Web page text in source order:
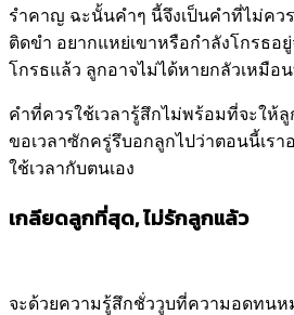
รำคาญ ฉะนั้นคำๆ นี้จึงเป็นคำที่ไม่คว
ติดขำ อยากแหย่เขาหรือกำลังโกรธอยู่
โกรธแล้ว ลูกอาจไม่ได้หายกลัวเหมือน
คำที่ควรใช้เวลารู้สึกไม่พร้อมที่จะให้ลู
ขอเวลาซักครู่รึบอกลูกไปว่าตอนนี้เร
ใช้เวลากับตนเอง
เกลียดลูกที่สุด, ไม่รักลูกแล้ว
จะด้วยความรู้สึกชั่ววูบที่ความอดทนห